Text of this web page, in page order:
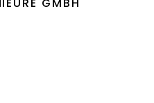
GMBH